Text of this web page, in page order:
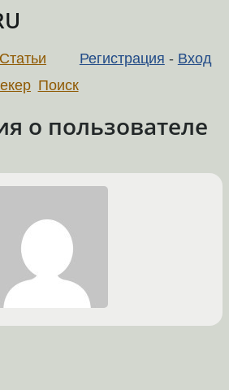
Регистрация - Вход
Статьи
Поиск
о пользователе